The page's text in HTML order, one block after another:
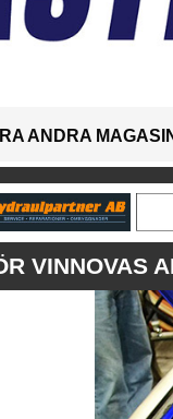
ANDRA
VINNOVAS